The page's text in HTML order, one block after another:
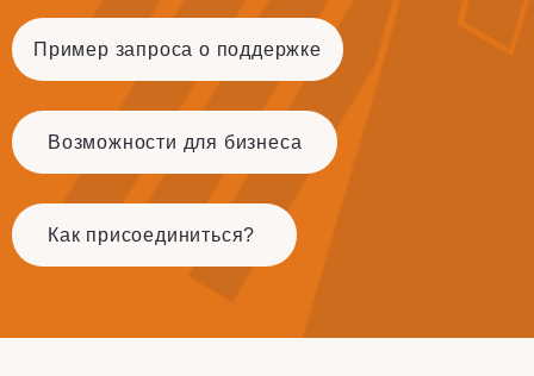
Пример запроса о поддержке
Возможности для бизнеса
Как присоединиться?